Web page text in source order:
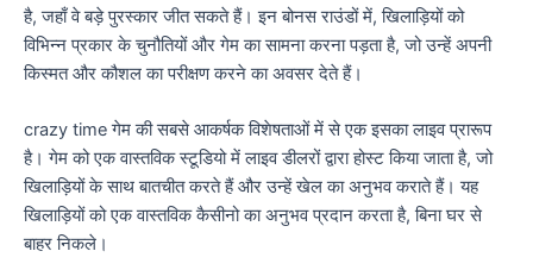
है, जहाँ वे बड़े पुरस्कार जीत सकते हैं। इन बोनस राउंडों में, खिलाड़ियों को
विभिन्न प्रकार के चुनौतियों और गेम का सामना करना पड़ता है, जो उन्हें अपनी
किस्मत और कौशल का परीक्षण करने का अवसर देते हैं।
crazy time गेम की सबसे आकर्षक विशेषताओं में से एक इसका लाइव प्रारूप
है। गेम को एक वास्तविक स्टूडियो में लाइव डीलरों द्वारा होस्ट किया जाता है, जो
खिलाड़ियों के साथ बातचीत करते हैं और उन्हें खेल का अनुभव कराते हैं। यह
खिलाड़ियों को एक वास्तविक कैसीनो का अनुभव प्रदान करता है, बिना घर से
बाहर निकले।